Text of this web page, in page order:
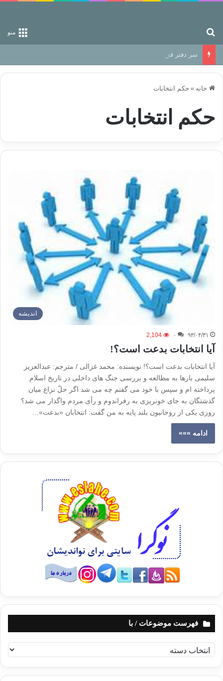
منو
سر دفتر فساد در زمین‌، دوری وکناره‌گیری از راه خداست‌!
خانه » حکم انتخابات
حکم انتخابات
اندیشه
۹۳/۰۴/۳۱ ۰ 2,104
آیا انتخابات بدعت است؟!
آیا انتخابات بدعت است؟! نویسنده: محمد غزالی / مترجم: عبدالعزیز
سلیمی بارها به مطالعه و بررسی جنگ های داخلی در تاریخ اسلام
پرداخته ام و سپس با خود می گفتم چه می شد اگر حلّ نزاع میان
گذشتگان به جای خونریزی به رفراندوم و رأی مردم واگذار می شد؟
روزی یکی از روحانیون بلند پایه به من گفت: انتخابان «بدعت»…
ادامه »»»
فهرست موضوعات / با
ه
ر